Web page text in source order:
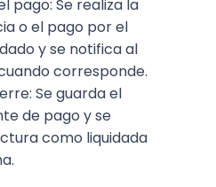
pago: Se realiza la
o el pago por el
y se notifica al
corresponde.
Se guarda el
de pago y se
como liquidada